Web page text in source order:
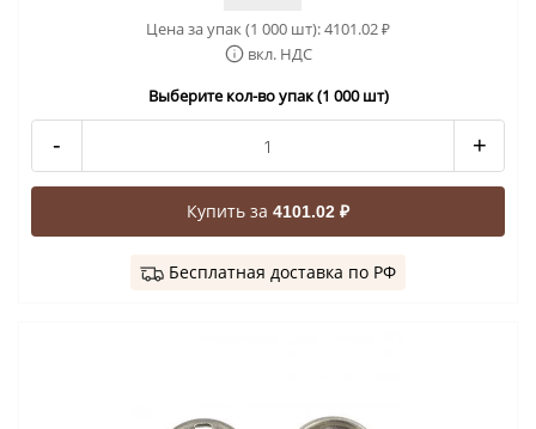
Цена за упак (1 000 шт):4101.02₽
вкл. НДС
Выберите кол-во упак (1 000 шт)
- +
Купить за 4101.02 ₽
Бесплатная доставка по РФ